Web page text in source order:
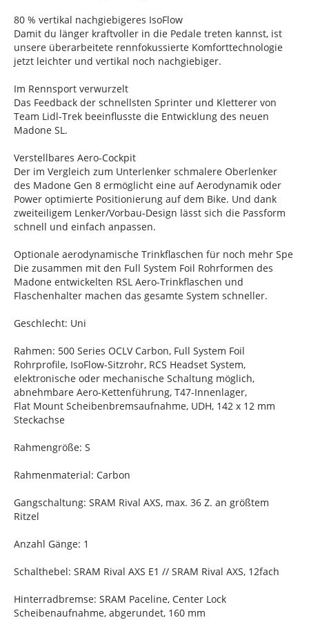
80 % vertikal nachgiebigeres IsoFlow
Damit du länger kraftvoller in die Pedale treten kannst, ist
unsere überarbeitete rennfokussierte Komforttechnologie
jetzt leichter und vertikal noch nachgiebiger.
Im Rennsport verwurzelt
Das Feedback der schnellsten Sprinter und Kletterer von
Team Lidl-Trek beeinflusste die Entwicklung des neuen
Madone SL.
Verstellbares Aero-Cockpit
Der im Vergleich zum Unterlenker schmalere Oberlenker
des Madone Gen 8 ermöglicht eine auf Aerodynamik oder
Power optimierte Positionierung auf dem Bike. Und dank
zweiteiligem Lenker/Vorbau-Design lässt sich die Passform
schnell und einfach anpassen.
Optionale aerodynamische Trinkflaschen für noch mehr Spe
Die zusammen mit den Full System Foil Rohrformen des
Madone entwickelten RSL Aero-Trinkflaschen und
Flaschenhalter machen das gesamte System schneller.
Geschlecht: Uni
Rahmen: 500 Series OCLV Carbon, Full System Foil
Rohrprofile, IsoFlow-Sitzrohr, RCS Headset System,
elektronische oder mechanische Schaltung möglich,
abnehmbare Aero-Kettenführung, T47-Innenlager,
Flat Mount Scheibenbremsaufnahme, UDH, 142 x 12 mm
Steckachse
Rahmengröße: S
Rahmenmaterial: Carbon
Gangschaltung: SRAM Rival AXS, max. 36 Z. an größtem
Ritzel
Anzahl Gänge: 1
Schalthebel: SRAM Rival AXS E1 // SRAM Rival AXS, 12fach
Hinterradbremse: SRAM Paceline, Center Lock
Scheibenaufnahme, abgerundet, 160 mm